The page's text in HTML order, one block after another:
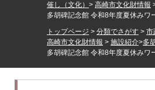
催し（文化） > 高崎市文化財情報
多胡碑記念館 令和8年度夏休みワ
トップページ > 分類でさがす > 市
高崎市文化財情報 > 施設紹介>多
多胡碑記念館 令和8年度夏休みワ